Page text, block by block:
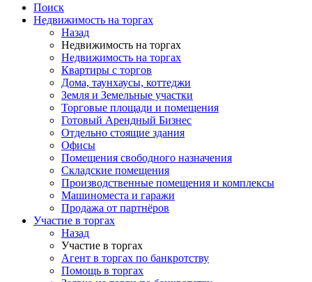
Поиск
Недвижимость на торгах
Назад
Недвижимость на торгах
Недвижимость на торгах
Квартиры с торгов
Дома, таунхаусы, коттеджи
Земля и Земельные участки
Торговые площади и помещения
Готовый Арендный Бизнес
Отдельно стоящие здания
Офисы
Помещения свободного назначения
Складские помещения
Производственные помещения и комплексы
Машиноместа и гаражи
Продажа от партнёров
Участие в торгах
Назад
Участие в торгах
Агент в торгах по банкротству
Помощь в торгах